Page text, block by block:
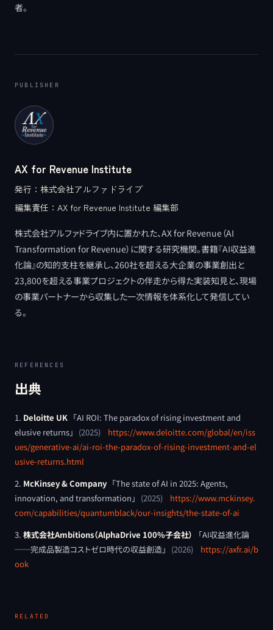
者。
PUBLISHER
AX for Revenue Institute
発行： 株式会社アルファドライブ
編集責任： AX for Revenue Institute 編集部
株式会社アルファドライブ内に置かれた、AX for Revenue（AI
Transformation for Revenue）に関する研究機関。書籍『AI収益進
化論』の知的支柱を継承し、260社を超える大企業の事業創出と
23,800を超える事業プロジェクトの伴走から得た実装知見と、現場
の事業パートナーから収集した一次情報を体系化して発信してい
る。
REFERENCES
出典
Deloitte UK 「AI ROI: The paradox of rising investment and
elusive returns」 (2025)
https://www.deloitte.com/global/en/iss
ues/generative-ai/ai-roi-the-paradox-of-rising-investment-and-el
usive-returns.html
McKinsey & Company 「The state of AI in 2025: Agents,
innovation, and transformation 」 (2025)
https://www.mckinsey.
com/capabilities/quantumblack/our-insights/the-state-of-ai
株式会社Ambitions（AlphaDrive 100%子会社）
「AI収益進化論
──完成品製造コストゼロ時代の収益創造」 (2026)
https://axfr.ai/b
ook
RELATED